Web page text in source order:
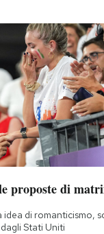
proposte di
di romanticismo,
Stati Uniti